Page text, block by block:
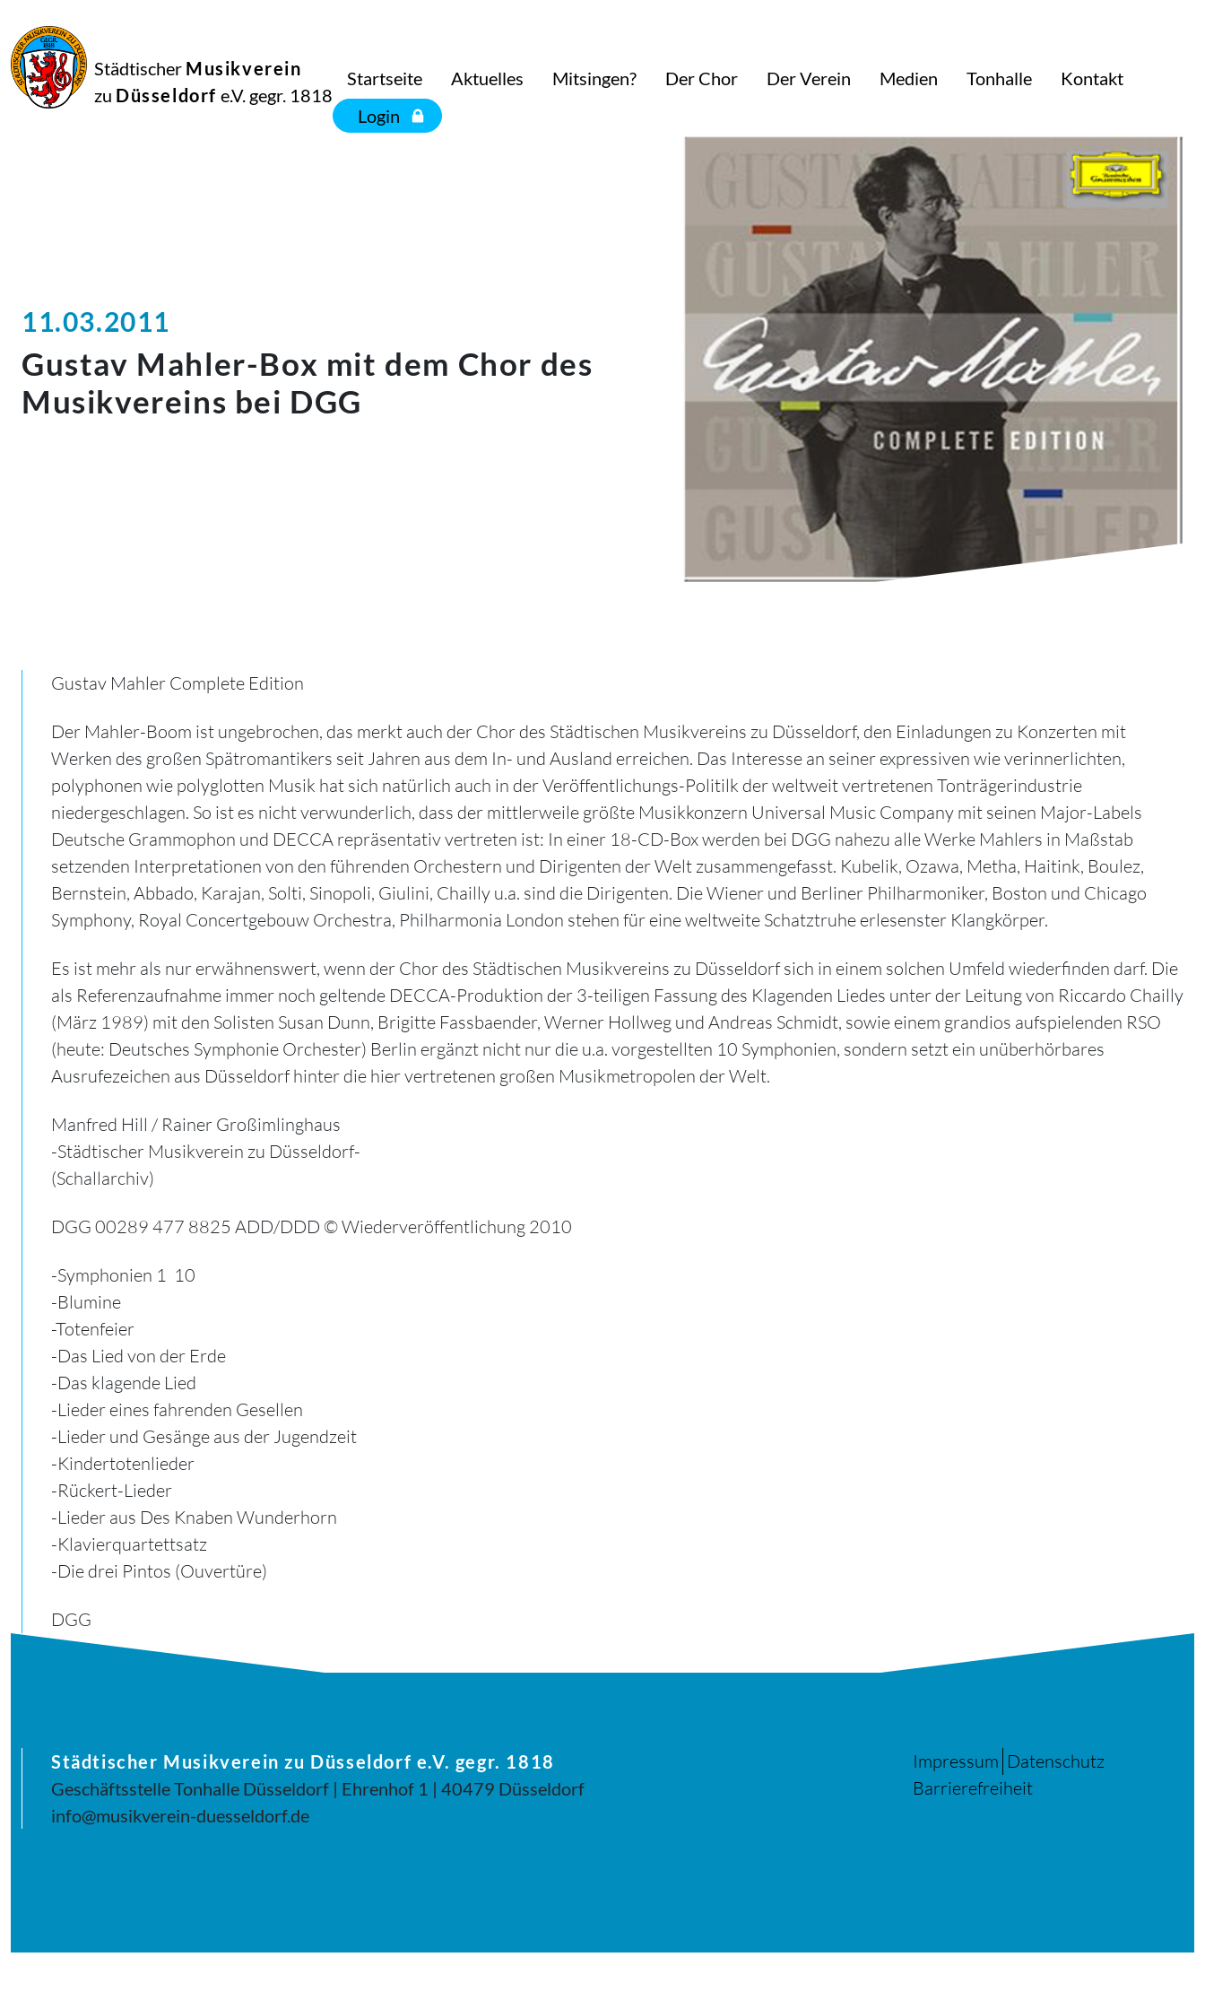
Städtischer Musikverein
zu Düsseldorf e.V. gegr. 1818
Startseite Aktuelles Mitsingen? Der Chor Der Verein Medien Tonhalle
Kontakt
Login
11.03.2011
Gustav Mahler-Box mit dem Chor des
Musikvereins bei DGG
Gustav Mahler Complete Edition
Der Mahler-Boom ist ungebrochen, das merkt auch der Chor des Städtischen Musikvereins zu Düsseldorf, den Einladungen zu Konzerten mit
Werken des großen Spätromantikers seit Jahren aus dem In- und Ausland erreichen. Das Interesse an seiner expressiven wie verinnerlichten,
polyphonen wie polyglotten Musik hat sich natürlich auch in der Veröffentlichungs-Politilk der weltweit vertretenen Tonträgerindustrie
niedergeschlagen. So ist es nicht verwunderlich, dass der mittlerweile größte Musikkonzern Universal Music Company mit seinen Major-Labels
Deutsche Grammophon und DECCA repräsentativ vertreten ist: In einer 18-CD-Box werden bei DGG nahezu alle Werke Mahlers in Maßstab
setzenden Interpretationen von den führenden Orchestern und Dirigenten der Welt zusammengefasst. Kubelik, Ozawa, Metha, Haitink, Boulez,
Bernstein, Abbado, Karajan, Solti, Sinopoli, Giulini, Chailly u.a. sind die Dirigenten. Die Wiener und Berliner Philharmoniker, Boston und Chicago
Symphony, Royal Concertgebouw Orchestra, Philharmonia London stehen für eine weltweite Schatztruhe erlesenster Klangkörper.
Es ist mehr als nur erwähnenswert, wenn der Chor des Städtischen Musikvereins zu Düsseldorf sich in einem solchen Umfeld wiederfinden darf. Die
als Referenzaufnahme immer noch geltende DECCA-Produktion der 3-teiligen Fassung des Klagenden Liedes unter der Leitung von Riccardo Chailly
(März 1989) mit den Solisten Susan Dunn, Brigitte Fassbaender, Werner Hollweg und Andreas Schmidt, sowie einem grandios aufspielenden RSO
(heute: Deutsches Symphonie Orchester) Berlin ergänzt nicht nur die u.a. vorgestellten 10 Symphonien, sondern setzt ein unüberhörbares
Ausrufezeichen aus Düsseldorf hinter die hier vertretenen großen Musikmetropolen der Welt.
Manfred Hill / Rainer Großimlinghaus
-Städtischer Musikverein zu Düsseldorf-
(Schallarchiv)
DGG 00289 477 8825 ADD/DDD © Wiederveröffentlichung 2010
-Symphonien 1  10
-Blumine
-Totenfeier
-Das Lied von der Erde
-Das klagende Lied
-Lieder eines fahrenden Gesellen
-Lieder und Gesänge aus der Jugendzeit
-Kindertotenlieder
-Rückert-Lieder
-Lieder aus Des Knaben Wunderhorn
-Klavierquartettsatz
-Die drei Pintos (Ouvertüre)
DGG
Städtischer Musikverein zu Düsseldorf e.V. gegr. 1818
Geschäftsstelle Tonhalle Düsseldorf | Ehrenhof 1 | 40479 Düsseldorf
info@musikverein-duesseldorf.de
Impressum Datenschutz
Barrierefreiheit